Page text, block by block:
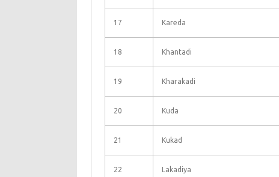
17 Kareda
18 Khantadi
19 Kharakadi
20 Kuda
21 Kukad
22 Lakadiya